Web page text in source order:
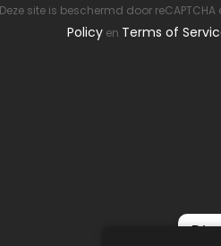
Deze site is beschermd door
Policyen Terms of